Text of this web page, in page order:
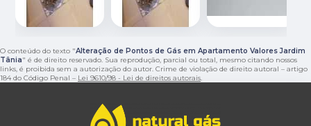
O conteúdo do texto "Alteração de Pontos de Gás em Apartamento Valores Jardim
Tânia" é de direito reservado. Sua reprodução, parcial ou total, mesmo citando nossos
links, é proibida sem a autorização do autor. Crime de violação de direito autoral – artigo
184 do Código Penal – Lei 9610/98 - Lei de direitos autorais.